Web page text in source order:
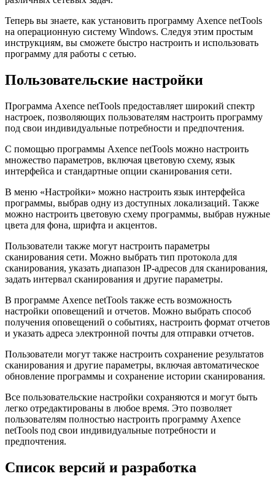
Теперь вы знаете, как установить программу Axence netTools
на операционную систему Windows. Следуя этим простым
инструкциям, вы сможете быстро настроить и использовать
программу для работы с сетью.
Пользовательские настройки
Программа Axence netTools предоставляет широкий спектр
настроек, позволяющих пользователям настроить программу
под свои индивидуальные потребности и предпочтения.
С помощью программы Axence netTools можно настроить
множество параметров, включая цветовую схему, язык
интерфейса и стандартные опции сканирования сети.
В меню «Настройки» можно настроить язык интерфейса
программы, выбрав одну из доступных локализаций. Также
можно настроить цветовую схему программы, выбрав нужные
цвета для фона, шрифта и акцентов.
Пользователи также могут настроить параметры
сканирования сети. Можно выбрать тип протокола для
сканирования, указать диапазон IP-адресов для сканирования,
задать интервал сканирования и другие параметры.
В программе Axence netTools также есть возможность
настройки оповещений и отчетов. Можно выбрать способ
получения оповещений о событиях, настроить формат отчетов
и указать адреса электронной почты для отправки отчетов.
Пользователи могут также настроить сохранение результатов
сканирования и другие параметры, включая автоматическое
обновление программы и сохранение истории сканирования.
Все пользовательские настройки сохраняются и могут быть
легко отредактированы в любое время. Это позволяет
пользователям полностью настроить программу Axence
netTools под свои индивидуальные потребности и
предпочтения.
Список версий и разработка